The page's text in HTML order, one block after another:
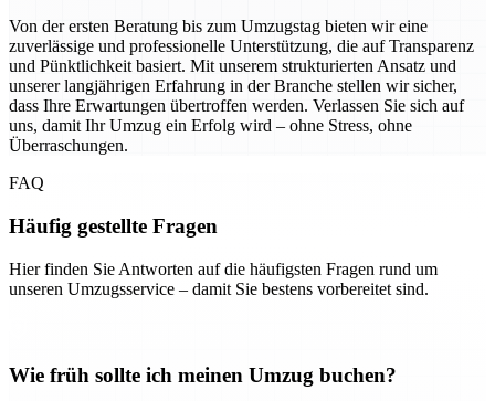
Von der ersten Beratung bis zum Umzugstag bieten wir eine
zuverlässige und professionelle Unterstützung, die auf Transparenz
und Pünktlichkeit basiert. Mit unserem strukturierten Ansatz und
unserer langjährigen Erfahrung in der Branche stellen wir sicher,
dass Ihre Erwartungen übertroffen werden. Verlassen Sie sich auf
uns, damit Ihr Umzug ein Erfolg wird – ohne Stress, ohne
Überraschungen.
FAQ
Häufig gestellte Fragen
Hier finden Sie Antworten auf die häufigsten Fragen rund um
unseren Umzugsservice – damit Sie bestens vorbereitet sind.
Wie früh sollte ich meinen Umzug buchen?